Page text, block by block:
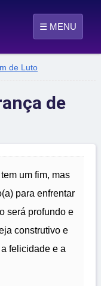
☰ MENU
de Luto
de
um fim, mas
para enfrentar
será profundo e
construtivo e
felicidade e a